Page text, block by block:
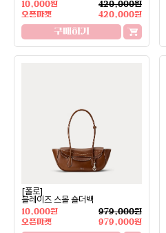
10,000원
420,000원
오픈마켓
420,000원
구매하기
[폴로]
블레이즈 스몰 숄더백
10,000원
979,000원
오픈마켓
979,000원